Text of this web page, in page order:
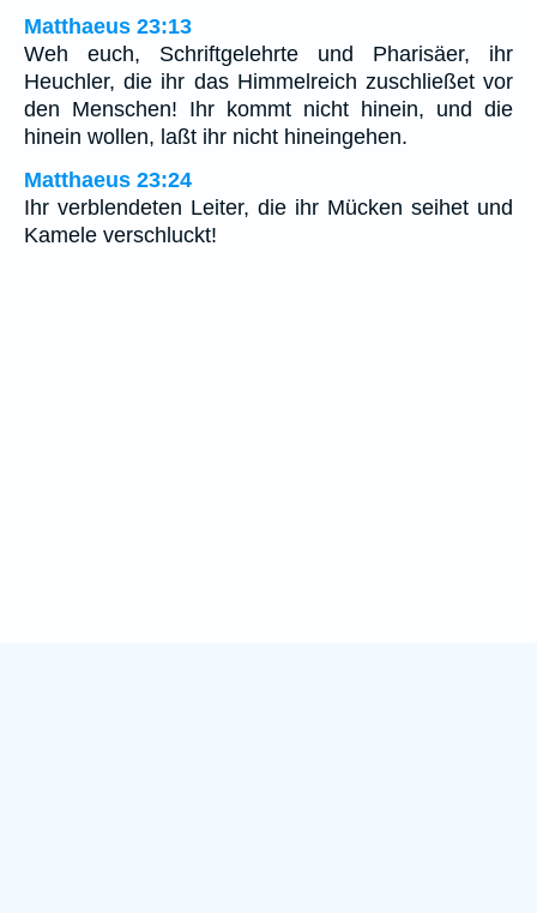
Matthaeus 23:13
Weh euch, Schriftgelehrte und Pharisäer, ihr
Heuchler, die ihr das Himmelreich zuschließet vor
den Menschen! Ihr kommt nicht hinein, und die
hinein wollen, laßt ihr nicht hineingehen.
Matthaeus 23:24
Ihr verblendeten Leiter, die ihr Mücken seihet und
Kamele verschluckt!